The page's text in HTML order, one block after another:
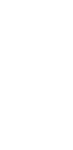
att du är borta.
ihop bara några
var som vanligt
Tack för din
spelade
generositet.
du fattas oss!
Wingren